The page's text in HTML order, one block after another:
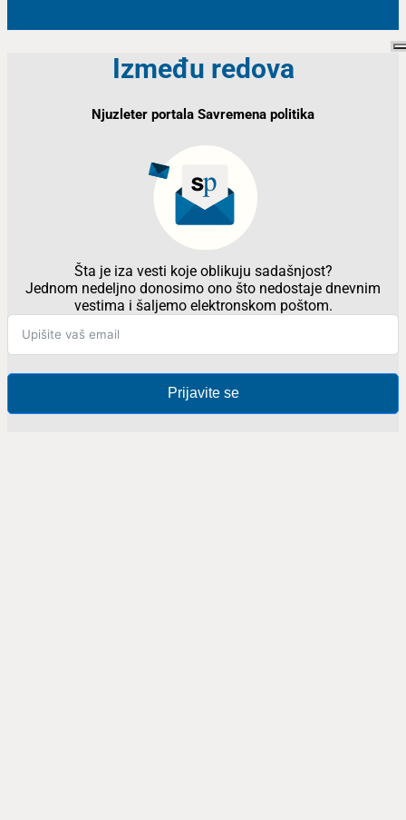
Između redova
Njuzleter portala Savremena politika
Šta je iza vesti koje oblikuju sadašnjost?
Jednom nedeljno donosimo ono što nedostaje dnevnim
vestima i šaljemo elektronskom poštom.
Prijavite se